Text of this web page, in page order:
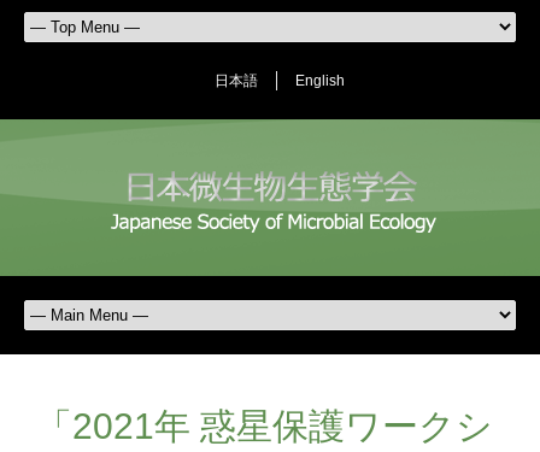
日本語 English
「2021年 惑星保護ワークシ